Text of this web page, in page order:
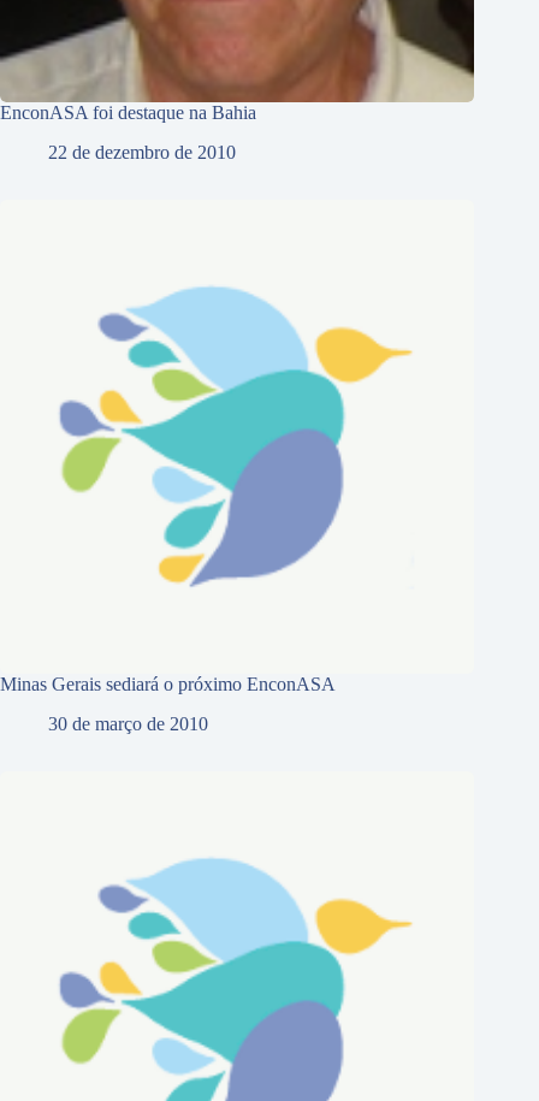
EnconASA foi destaque na Bahia
22 de dezembro de 2010
Minas Gerais sediará o próximo EnconASA
30 de março de 2010